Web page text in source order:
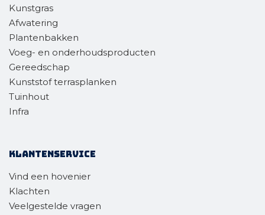
Kunstgras
Afwatering
Plantenbakken
Voeg- en onderhoudsproducten
Gereedschap
Kunststof terrasplanken
Tuinhout
Infra
Klantenservice
Vind een hovenier
Klachten
Veelgestelde vragen